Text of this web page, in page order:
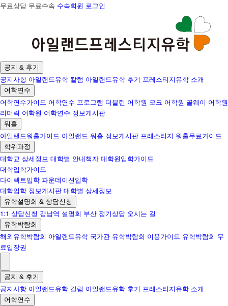
무료상담 무료수속 수속회원 로그인
공지 & 후기
공지사항 아일랜드유학 칼럼 아일랜드유학 후기 프레스티지유학 소개
어학연수
어학연수가이드 어학연수 프로그램 더블린 어학원 코크 어학원 골웨이 어학원
리머릭 어학원 어학연수 정보게시판
워홀
아일랜드워홀가이드 아일랜드 워홀 정보게시판 프레스티지 워홀무료가이드
학위과정
대학교 상세정보 대학별 안내책자 대학원입학가이드
대학입학가이드
다이렉트입학 파운데이션입학
대학입학 정보게시판 대학별 상세정보
유학설명회 & 상담신청
1:1 상담신청 강남역 설명회 부산 정기상담 오시는 길
유학박람회
해외유학박람회 아일랜드유학 국가관 유학박람회 이용가이드 유학박람회 무
료입장권
공지 & 후기
공지사항 아일랜드유학 칼럼 아일랜드유학 후기 프레스티지유학 소개
어학연수